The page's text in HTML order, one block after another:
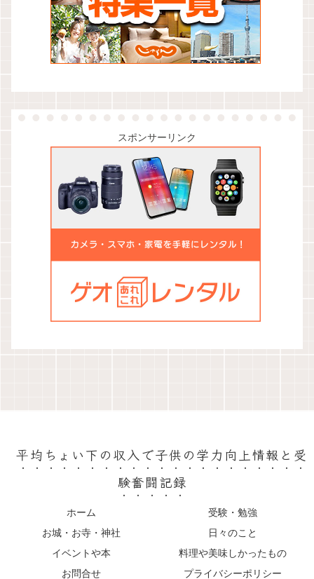
スポンサーリンク
平均ちょい下の収入で子供の学力向上情報と受
験奮闘記録
ホーム
受験・勉強
お城・お寺・神社
日々のこと
イベントや本
料理や美味しかったもの
お問合せ
プライバシーポリシー